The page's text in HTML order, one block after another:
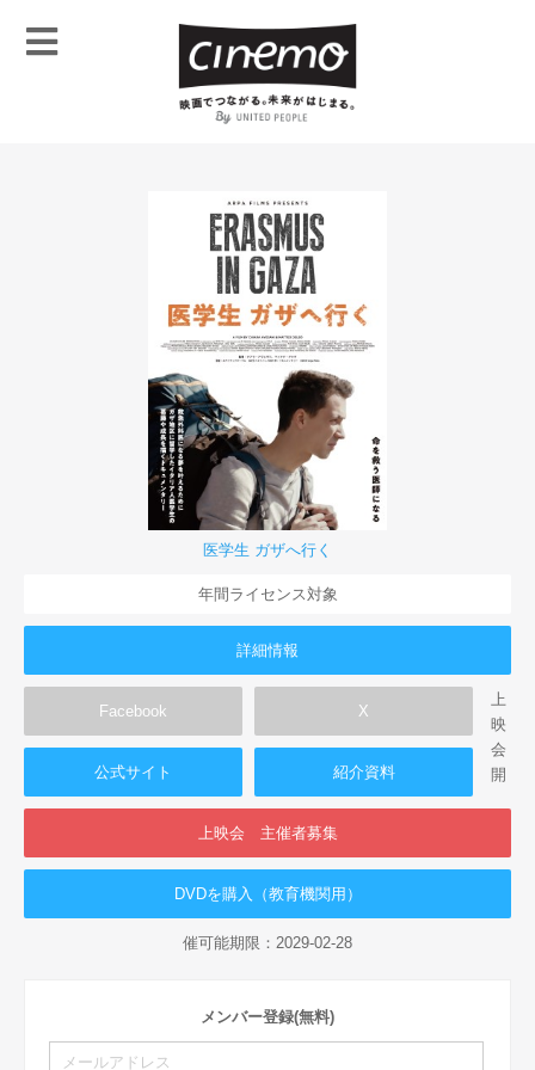
医学生 ガザへ行く
年間ライセンス対象
詳細情報
Facebook X
公式サイト 紹介資料
上映会 主催者募集
DVDを購入（教育機関用）
上
映
会
開
催可能期限：2029-02-28
メンバー登録(無料)